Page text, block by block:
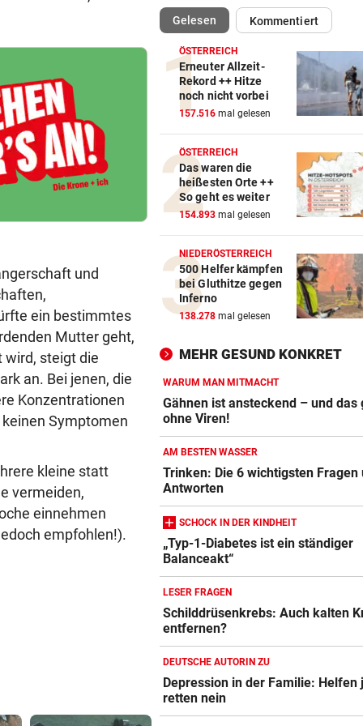
und
ein bestimmtes
Mutter geht,
wird, steigt die
an. Bei jenen, die
Konzentrationen
Symptomen
kleine statt
vermeiden,
einnehmen
empfohlen!).
TRUMP DROHT:
Lange Haftstrafen für
über Waffenengpässe
CONFERENCE LEAGUE vor
Sieg! Austria stößt die Tür
Play-off weit auf
MITTEN IN HITZEWELLE vor
Irre! Salzburg – Pafos wegen
Sintflut unterbrochen
RADSPORT
Reusser vor Ventoux-Etappe
weiter im Gelben Trikot
KEIN ARSENAL-WECHSEL vor
Madrid bis 2032
UKRAINISCHER ANGRIFF? vor 5
Vor Oman havarierter Tanker:
Ölkatastrophe droht
„VERSTEHE ICH NICHT“ vor 5
ÖFB-Kicker Wimmer packt
Morddrohungen aus
Gelesen(ausgewählt)Kommentiert
ÖSTERREICH
Erneuter Allzeit-
Rekord ++ Hitze
noch nicht vorbei
157.516 mal gelesen
ÖSTERREICH
Das waren die
heißesten Orte ++
So geht es weiter
154.893 mal gelesen
NIEDERÖSTERREICH
500 Helfer kämpfen
bei Gluthitze gegen
Inferno
138.278 mal gelesen
MEHR GESUND KONKRET
WARUM MAN MITMACHT
Gähnen ist ansteckend – und das
ohne Viren!
AM BESTEN WASSER
Trinken: Die 6 wichtigsten Fragen
Antworten
SCHOCK IN DER KINDHEIT
„Typ-1-Diabetes ist ein ständiger
Balanceakt“
LESER FRAGEN
Schilddrüsenkrebs: Auch kalten
entfernen?
DEUTSCHE AUTORIN ZU
Depression in der Familie: Helfen
retten nein
Blutdruckmessgerät Vergleich
Duschkopf Vergleich
ZUM VERGLEICH
Epilierer Vergleich
ZUM VERGLEICH
Fitbit Vergleich